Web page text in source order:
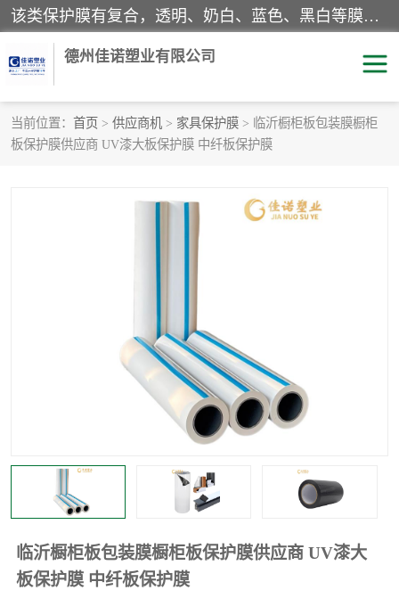
该类保护膜有复合，透明、奶白、蓝色、黑白等膜型。特高粘，高粘，中高粘，中粘，中低粘，低粘等。对于不同的粘力要求有相应的产品相适配。无胶渍残留污染。在较宽的收卷幅度下平整无皱纹，收卷长度大，利于机械化及自动化施工粘贴。为您的产品提供的表面保护解决方案。 产品广泛适用于：铝材、不锈钢、金属、塑料、电子、家电、家具、玻璃、化工材料、装饰材料等。
德州佳诺塑业有限公司
当前位置： 首页 > 供应商机 > 家具保护膜 > 临沂橱柜板包装膜橱柜
板保护膜供应商 UV漆大板保护膜 中纤板保护膜
临沂橱柜板包装膜橱柜板保护膜供应商 UV漆大
板保护膜 中纤板保护膜
pe保护膜 包装膜
家具保护膜
彩钢板保护膜
两边上胶保护膜
不锈钢板保护膜 一次性隔离膜